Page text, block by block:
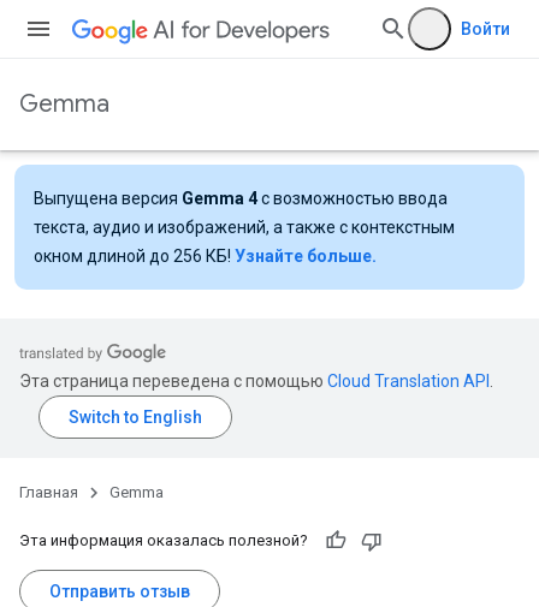
Войти
Gemma
Выпущена версия Gemma 4с возможностью ввода
текста, аудио и изображений, а также с контекстным
окном длиной до 256 КБ! Узнайте больше.
Эта страница переведена с помощью Cloud Translation API
Главная Gemma
Эта информация оказалась полезной?
Отправить отзыв